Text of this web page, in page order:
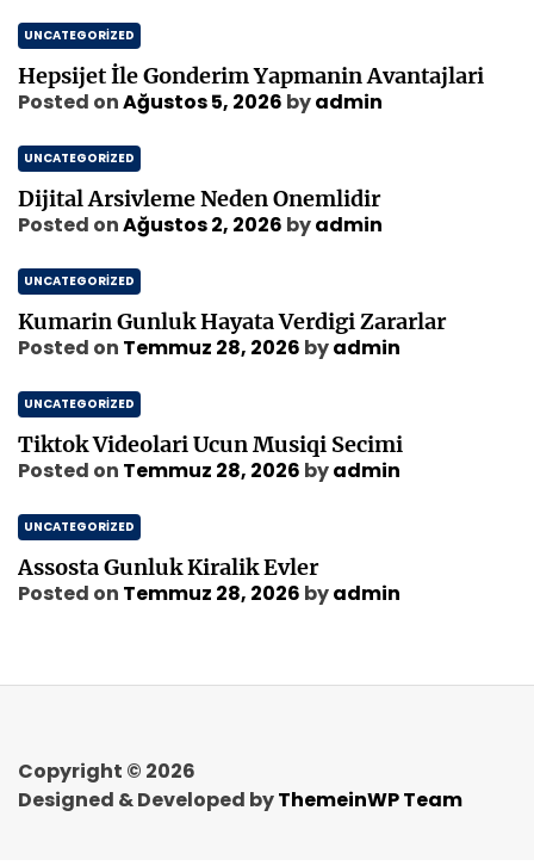
UNCATEGORIZED
Hepsijet İle Gonderim Yapmanin Avantajlari
Posted onAğustos 5, 2026 byadmin
UNCATEGORIZED
Dijital Arsivleme Neden Onemlidir
Posted onAğustos 2, 2026 byadmin
UNCATEGORIZED
Kumarin Gunluk Hayata Verdigi Zararlar
Posted on Temmuz 28, 2026 byadmin
UNCATEGORIZED
Tiktok Videolari Ucun Musiqi Secimi
Posted on Temmuz 28, 2026 byadmin
UNCATEGORIZED
Assosta Gunluk Kiralik Evler
Posted on Temmuz 28, 2026 byadmin
Copyright © 2026
Designed & Developed byThemeinWP Team